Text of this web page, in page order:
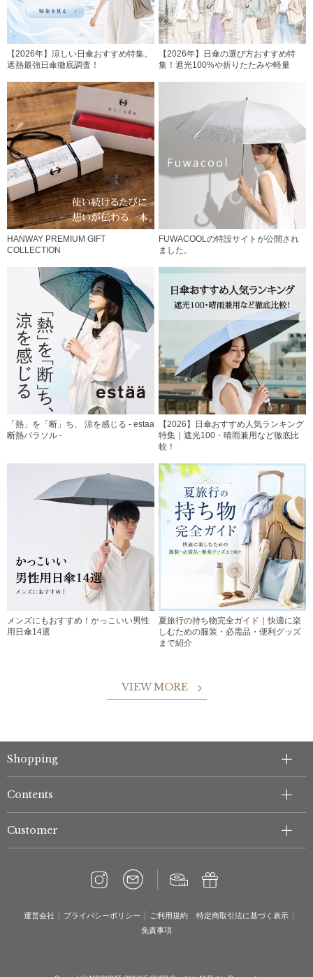
【2026年】涼しい日傘おすすめ特集。
遮熱最強日傘徹底調査！
【2026年】日傘の選び方おすすめ特
集！遮光100%や折りたたみや軽量
HANWAY PREMIUM GIFT
COLLECTION
FUWACOOLの特設サイトが公開され
ました。
「熱」を「断」ち、 涼を感じる - estaa
断熱パラソル -
【2026】日傘おすすめ人気ランキング
特集｜遮光100・晴雨兼用など徹底比
較！
メンズにもおすすめ！かっこいい男性
用日傘14選
夏旅行の持ち物完全ガイド｜快適に楽
しむための服装・必需品・便利グッズ
まで紹介
VIEW MORE
Shopping
Contents
Customer
運営会社 プライバシーポリシー ご利用規約
特定商取引法に基づく表示
免責事項